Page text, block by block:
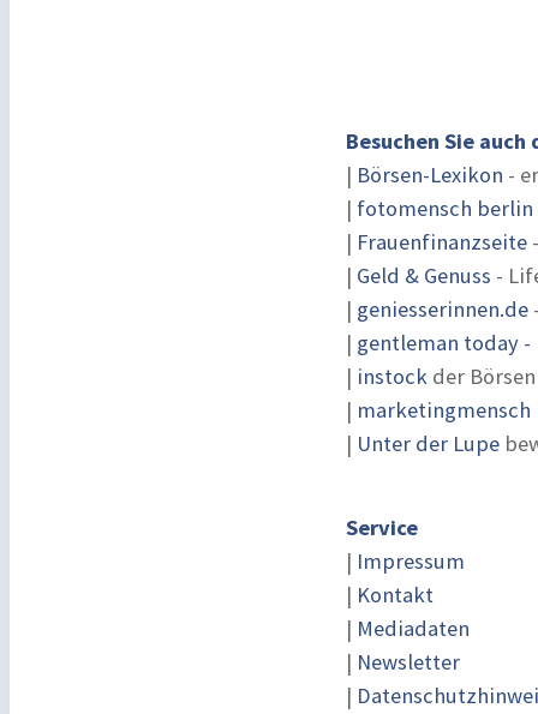
Besuchen Sie
| Börsen-Lexikon -
| fotomensch berlin
| Frauenfinanzseite
| Geld & Genuss -
| geniesserinnen.de
| gentleman today -
| instock der
|
| Unter der Lupe
Service
| Impressum
| Kontakt
| Mediadaten
| Newsletter
|